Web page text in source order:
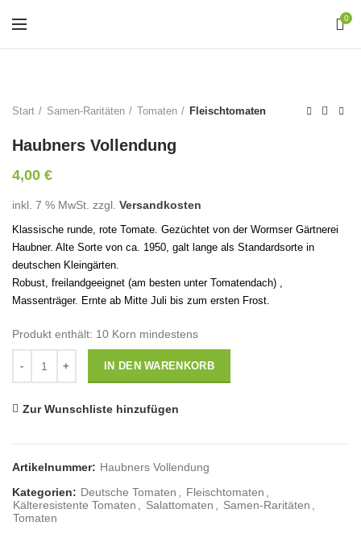
0
Start Samen-Raritäten Tomaten Fleischtomaten
Haubners Vollendung
4,00 €
inkl. 7 % MwSt. zzgl. Versandkosten
Klassische runde, rote Tomate. Gezüchtet von der Wormser Gärtnerei
Haubner. Alte Sorte von ca. 1950, galt lange als Standardsorte in
deutschen Kleingärten.
Robust, freilandgeeignet (am besten unter Tomatendach) ,
Massenträger. Ernte ab Mitte Juli bis zum ersten Frost.
Produkt enthält: 10 Korn mindestens
IN DEN WARENKORB
Zur Wunschliste hinzufügen
Artikelnummer: Haubners Vollendung
Kategorien: Deutsche Tomaten Fleischtomaten
Kälteresistente Tomaten
Salattomaten Samen-Raritäten
Tomaten